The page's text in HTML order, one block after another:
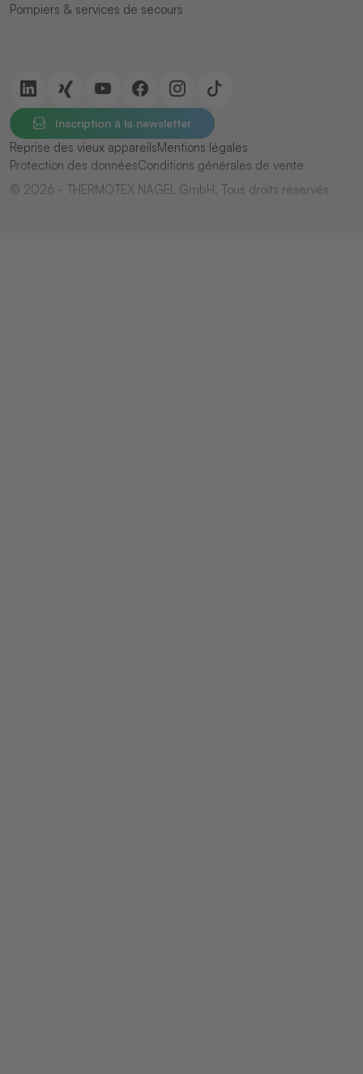
Pompiers & services de secours
Inscription à la newsletter
Reprise des vieux appareilsMentions légales
Protection des donnéesConditions générales de vente
© 2026 - THERMOTEX NAGEL GmbH. Tous droits réservés